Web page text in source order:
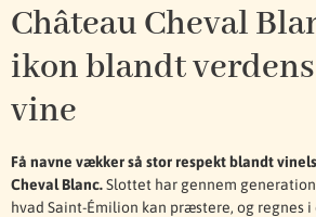
Château Cheval
ikon blandt
vine
Få navne vækker så stor respekt blandt
Cheval Blanc.Slottet har gennem
hvad Saint-Émilion kan præstere, og regnes